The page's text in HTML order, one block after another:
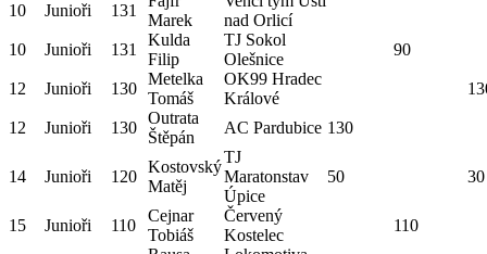
10 Junioři 131
Marek
nad Orlicí
10
Junioři 131
Kulda
Filip
TJ Sokol
Olešnice
90
12 Junioři 130
Metelka
Tomáš
OK99 Hradec
Králové
12 Junioři 130
Outrata
Štěpán
AC Pardubice 130
14 Junioři 120
Kostovský
Matěj
TJ
Maratonstav
Úpice
50 30
15 Junioři 110
Cejnar
Tobiáš
Červený
Kostelec
110